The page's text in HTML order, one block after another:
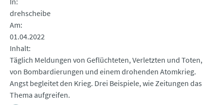
drehscheibe
Am
01.04.2022
Inhalt
Täglich Meldungen von Geflüchteten, Verletzten und Toten,
von Bombardierungen und einem drohenden Atomkrieg.
Angst begleitet den Krieg. Drei Beispiele, wie Zeitungen das
Thema aufgreifen.